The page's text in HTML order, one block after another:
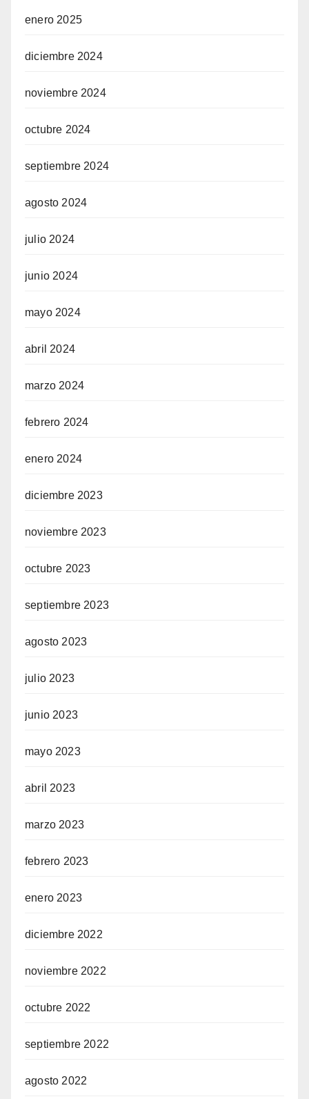
enero 2025
diciembre 2024
noviembre 2024
octubre 2024
septiembre 2024
agosto 2024
julio 2024
junio 2024
mayo 2024
abril 2024
marzo 2024
febrero 2024
enero 2024
diciembre 2023
noviembre 2023
octubre 2023
septiembre 2023
agosto 2023
julio 2023
junio 2023
mayo 2023
abril 2023
marzo 2023
febrero 2023
enero 2023
diciembre 2022
noviembre 2022
octubre 2022
septiembre 2022
agosto 2022